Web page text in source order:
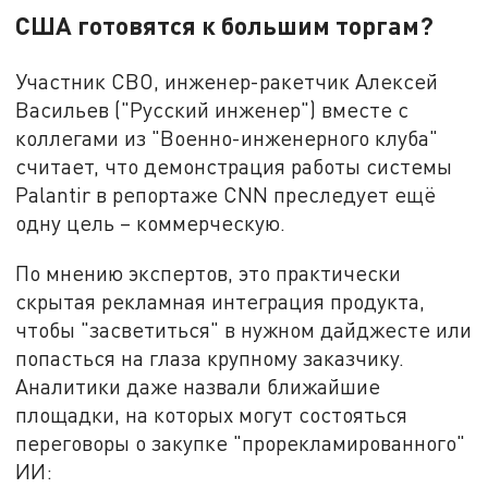
США готовятся к большим торгам?
Участник СВО, инженер-ракетчик Алексей
Васильев ("Русский инженер") вместе с
коллегами из "Военно-инженерного клуба"
считает, что демонстрация работы системы
Palantir в репортаже CNN преследует ещё
одну цель – коммерческую.
По мнению экспертов, это практически
скрытая рекламная интеграция продукта,
чтобы "засветиться" в нужном дайджесте или
попасться на глаза крупному заказчику.
Аналитики даже назвали ближайшие
площадки, на которых могут состояться
переговоры о закупке "прорекламированного"
ИИ: